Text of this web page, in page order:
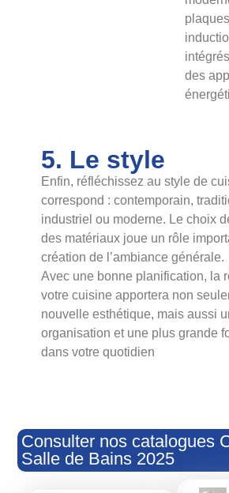
des
5. Le style
Enfin, réfléchissez au style de
correspond : contemporain,
industriel ou moderne. Le choix
des matériaux joue un rôle
création de l’ambiance générale.
Avec une bonne planification, la
votre cuisine apportera non
nouvelle esthétique, mais aussi
organisation et une plus grande
dans votre quotidien
Consulter nos catalogues
Salle de Bains 2025